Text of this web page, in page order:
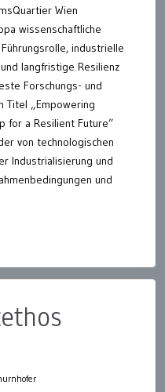
Wien
wissenschaftliche
industrielle
langfristige Resilienz
Forschungs- und
Titel „Empowering
for a Resilient Future”
von technologischen
Industrialisierung und
und